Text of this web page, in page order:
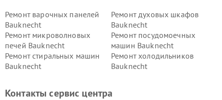
Ремонт варочных панелей
Bauknecht
Ремонт духовых шкафов
Bauknecht
Ремонт микроволновых
печей Bauknecht
Ремонт посудомоечных
машин Bauknecht
Ремонт стиральных машин
Bauknecht
Ремонт холодильников
Bauknecht
Контакты сервис центра